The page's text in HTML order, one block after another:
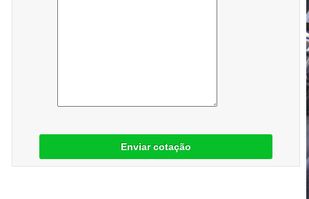
Enviar cotação